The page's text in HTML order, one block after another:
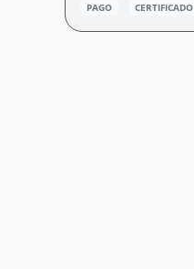
PAGO CERTIFICADO